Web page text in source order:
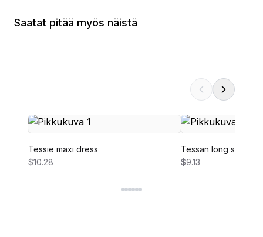
Saatat pitää myös näistä
Tessie maxi dress
$10.28
Tessan long sleeve
$9.13